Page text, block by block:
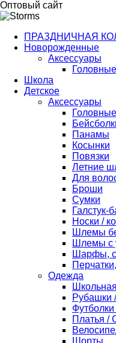
Оптовый сайт
ПРАЗДНИЧНАЯ
Новорожденные
Аксессуары
Школа
Детское
Аксессуары
Панамы
Косынки
Повязки
Летние
Для
Броши
Сумки
Галстук-
Носки /
Шлемы
Шлемы с
Шарфы,
Одежда
Рубашки
Платья /
Шорты